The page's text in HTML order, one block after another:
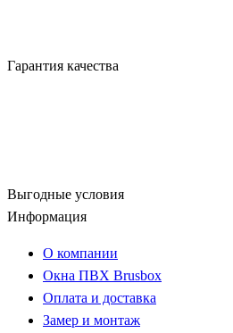
Гарантия качества
Выгодные условия
Информация
О компании
Окна ПВХ Brusbox
Оплата и доставка
Замер и монтаж